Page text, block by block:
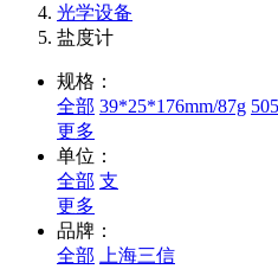
光学设备
盐度计
规格：
全部 39*25*176mm/87g
更多
单位：
全部 支
更多
品牌：
全部
上海三信